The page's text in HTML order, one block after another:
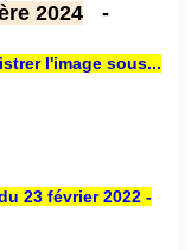
2024 -
l'image sous...
23 février 2022 -